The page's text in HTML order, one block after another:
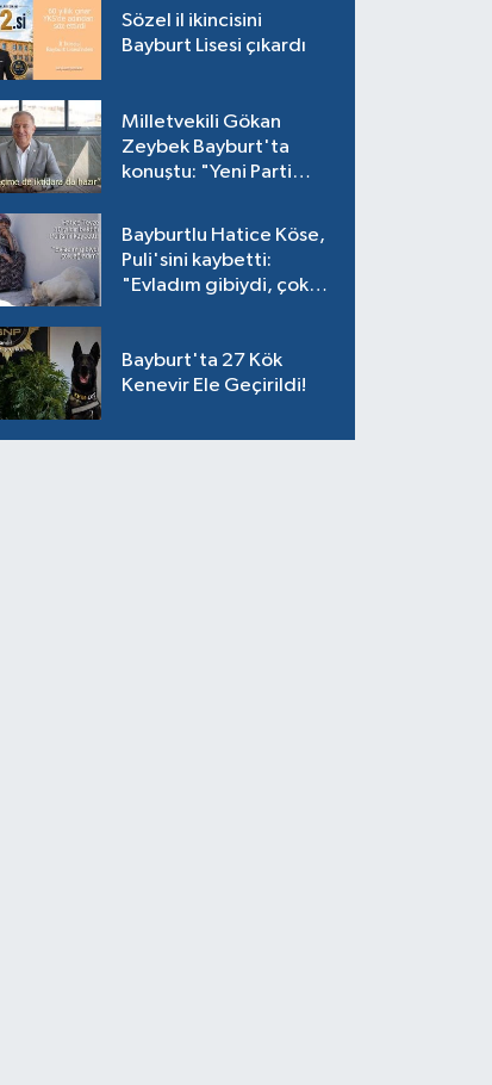
Sözel il ikincisini
Bayburt Lisesi çıkardı
Milletvekili Gökan
Zeybek Bayburt'ta
konuştu: "Yeni Parti
Bayburtlu Hatice Köse,
Puli'sini kaybetti:
"Evladım gibiydi, çok
Bayburt'ta 27 Kök
Kenevir Ele Geçirildi!